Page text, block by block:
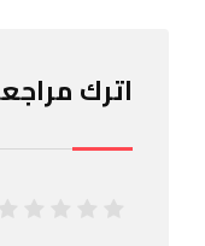
اترك مراجعة